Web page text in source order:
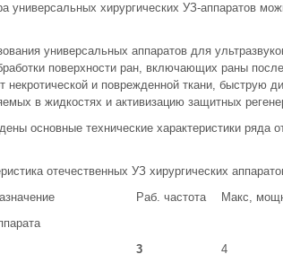
универсальных хирургических УЗ-аппаратов
универсальных аппаратов для
поверхности ран, включающих раны
некротической и поврежденной ткани,
в жидкостях и активизацию защитных
основные технические характеристики ряда
отечественных УЗ хирургических
Раб. частота Макс,
3 4